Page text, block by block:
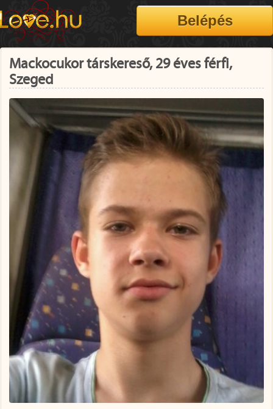
Mackocukor társkereső, 29 éves férfi,
Szeged